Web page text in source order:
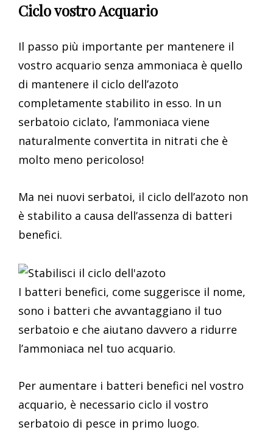
Ciclo vostro Acquario
Il passo più importante per mantenere il
vostro acquario senza ammoniaca è quello
di mantenere il ciclo dell’azoto
completamente stabilito in esso. In un
serbatoio ciclato, l’ammoniaca viene
naturalmente convertita in nitrati che è
molto meno pericoloso!
Ma nei nuovi serbatoi, il ciclo dell’azoto non
è stabilito a causa dell’assenza di batteri
benefici.
I batteri benefici, come suggerisce il nome,
sono i batteri che avvantaggiano il tuo
serbatoio e che aiutano davvero a ridurre
l’ammoniaca nel tuo acquario.
Per aumentare i batteri benefici nel vostro
acquario, è necessario ciclo il vostro
serbatoio di pesce in primo luogo.